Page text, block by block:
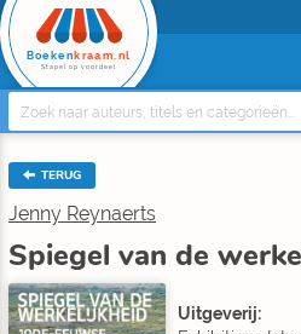
Boeken kraam.nl
Stapel op voordeel
TERUG
Jenny Reynaerts
Spiegel van de
Uitgeverij: